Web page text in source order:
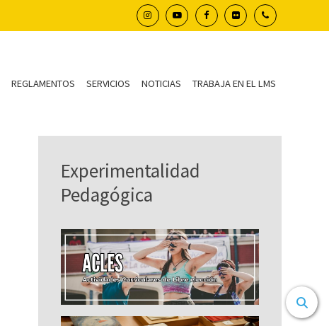
REGLAMENTOS SERVICIOS NOTICIAS TRABAJA EN EL LMS
Experimentalidad
Pedagógica